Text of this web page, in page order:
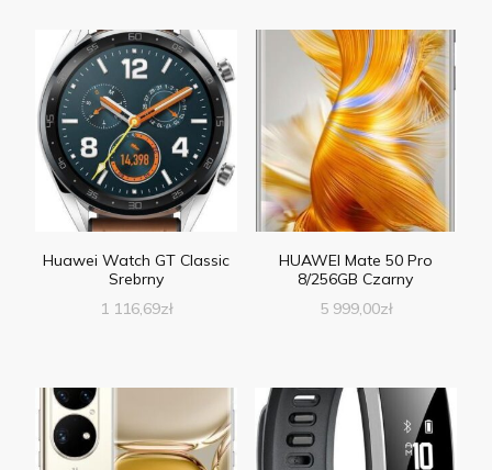
Huawei Watch GT Classic
Srebrny
1 116,69zł
HUAWEI Mate 50 Pro
8/256GB Czarny
5 999,00zł